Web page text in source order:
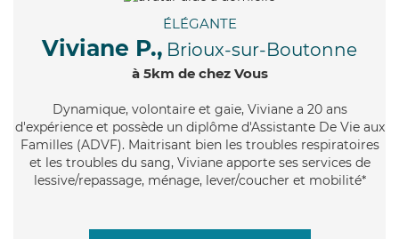
ÉLÉGANTE
Viviane P., Brioux-sur-Boutonne
à 5km de chez Vous
Dynamique, volontaire et gaie, Viviane a 20 ans
d'expérience et possède un diplôme d'Assistante De Vie aux
Familles (ADVF). Maitrisant bien les troubles respiratoires
et les troubles du sang, Viviane apporte ses services de
lessive/repassage, ménage, lever/coucher et mobilité*